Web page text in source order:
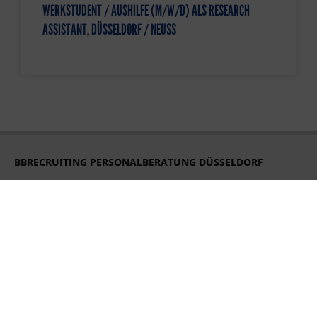
WERKSTUDENT / AUSHILFE (M/W/D) ALS RESEARCH
ASSISTANT, DÜSSELDORF / NEUSS
BBRECRUITING PERSONALBERATUNG DÜSSELDORF